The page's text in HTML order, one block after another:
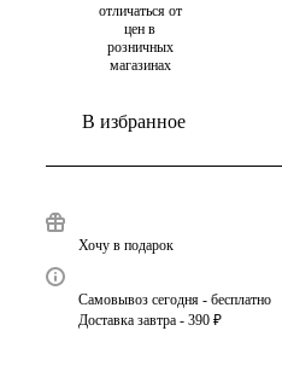
отличаться от
цен в
розничных
магазинах
В избранное
Хочу в подарок
Самовывоз сегодня - бесплатно
Доставка завтра - 390 ₽